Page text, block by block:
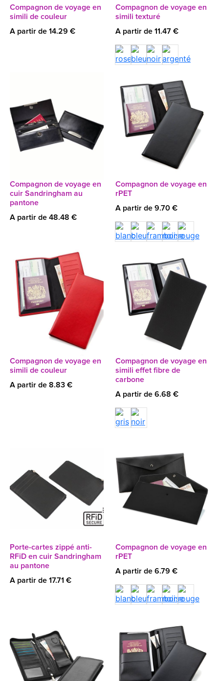
Compagnon de voyage en
simili de couleur
A partir de 14.29 €
Compagnon de voyage en
simili texturé
A partir de 11.47 €
Compagnon de voyage en
cuir Sandringham au
pantone
A partir de 48.48 €
Compagnon de voyage en
rPET
A partir de 9.70 €
Compagnon de voyage en
simili de couleur
A partir de 8.83 €
Compagnon de voyage en
simili effet fibre de
carbone
A partir de 6.68 €
Porte-cartes zippé anti-
RFiD en cuir Sandringham
au pantone
A partir de 17.71 €
Compagnon de voyage en
rPET
A partir de 6.79 €